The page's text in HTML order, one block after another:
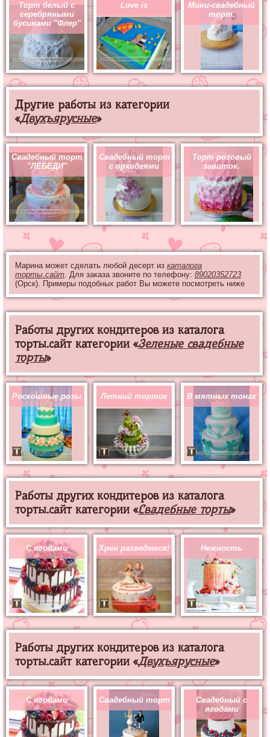
Торт белый с
серебряными
бусинами "Флер"
Love is
Мини-свадебный
торт.
Другие работы из категории
«Двухъярусные»
Свадебный торт
"ЛЕБЕДИ"
Свадебный торт
с орхидеями
Торт розовый
завиток.
Марина может сделать любой десерт из каталога
торты.сайт. Для заказа звоните по телефону: 89020352723
(Орск). Примеры подобных работ Вы можете посмотреть ниже
Работы других кондитеров из каталога
торты.сайт категории «Зеленые свадебные
торты»
Роскошные розы Летний тортик В мятных тонах
Работы других кондитеров из каталога
торты.сайт категории «Свадебные торты»
С ягодами Хрен разведемся! Нежность
Работы других кондитеров из каталога
торты.сайт категории «Двухъярусные»
С ягодами Свадебный торт
Свадебный с
ягодами